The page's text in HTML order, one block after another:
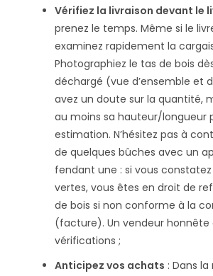
Vérifiez la livraison devant le
prenez le temps. Même si le
examinez rapidement la
Photographiez le tas de bois
déchargé (vue d’ensemble et
avez un doute sur la quantité,
au moins sa hauteur/longueur
estimation. N’hésitez pas à
de quelques bûches avec un
fendant une : si vous constatez
vertes, vous êtes en droit de
de bois si non conforme à la
(facture). Un vendeur
vérifications ;
Anticipez vos achats : Dans